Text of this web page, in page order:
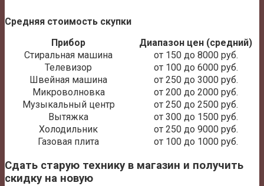
Средняя стоимость скупки
Прибор
Диапазон цен (средний)
Стиральная машина
от 150 до 8000 руб.
Телевизор
от 100 до 6000 руб.
Швейная машина
от 250 до 3000 руб.
Микроволновка
от 200 до 2000 руб.
Музыкальный центр
от 250 до 2500 руб.
Вытяжка
от 300 до 1500 руб.
Холодильник
от 250 до 9000 руб.
Газовая плита
от 100 до 1000 руб.
Сдать старую технику в магазин и получить
скидку на новую